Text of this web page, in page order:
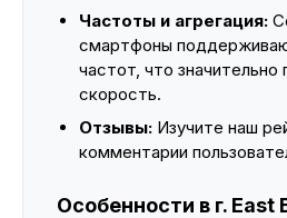
Частоты и агрегация:
смартфоны
частот, что значительно
скорость.
Отзывы: Изучите наш
комментарии
Особенности в г. East